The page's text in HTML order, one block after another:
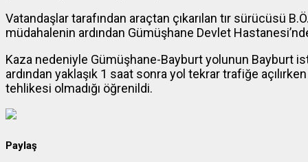
Vatandaşlar tarafından araçtan çıkarılan tır sürücüsü
müdahalenin ardından Gümüşhane Devlet
Kaza nedeniyle Gümüşhane-Bayburt yolunun Bayburt
ardından yaklaşık 1 saat sonra yol tekrar trafiğe
tehlikesi olmadığı öğrenildi.
Paylaş